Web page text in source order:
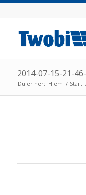
2014-07-15-21-
Du er her: Hjem / Start